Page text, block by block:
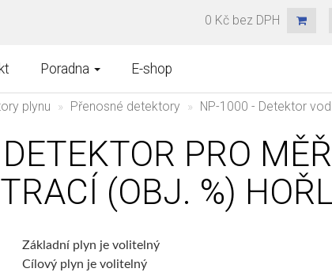
0 Kč bez DPH
Poradna E-shop
plynu Přenosné detektory NP-1000 - Detektor
PRO
(OBJ. %)
Základní plyn je volitelný
Cílový plyn je volitelný